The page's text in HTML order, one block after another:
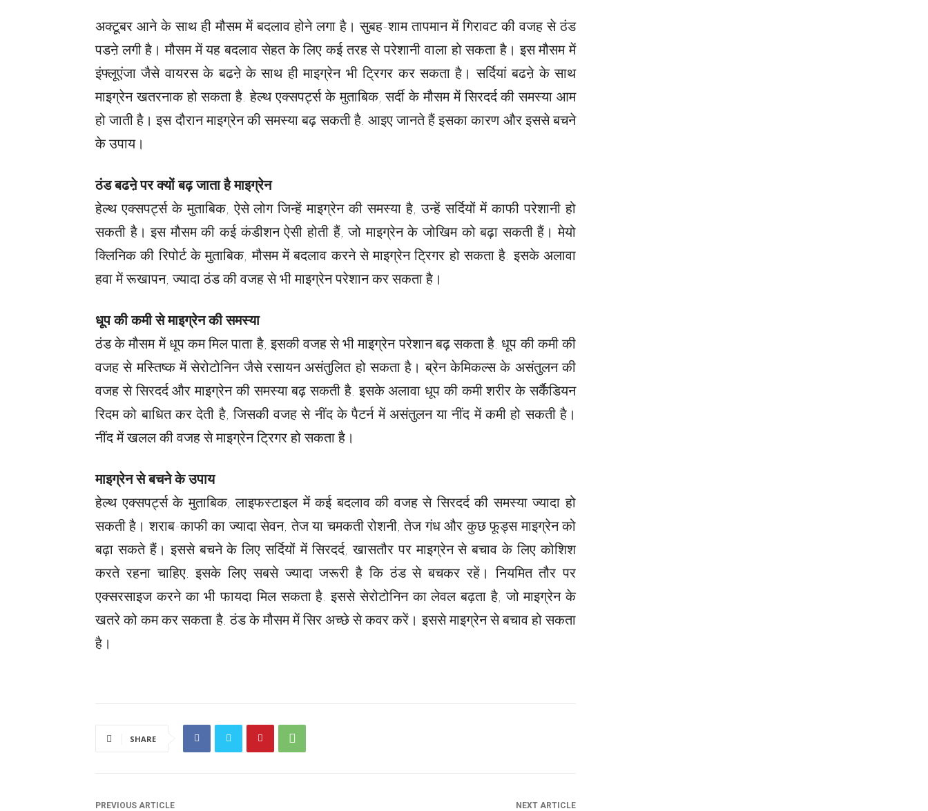
अक्टूबर आने के साथ ही मौसम में बदलाव होने लगा है। सुबह-शाम तापमान में गिरावट की वजह से ठंड
पडऩे लगी है। मौसम में यह बदलाव सेहत के लिए कई तरह से परेशानी वाला हो सकता है। इस मौसम में
इंफ्लूएंजा जैसे वायरस के बढऩे के साथ ही माइग्रेन भी ट्रिगर कर सकता है। सर्दियां बढऩे के साथ
माइग्रेन खतरनाक हो सकता है. हेल्थ एक्सपर्ट्स के मुताबिक, सर्दी के मौसम में सिरदर्द की समस्या आम
हो जाती है। इस दौरान माइग्रेन की समस्या बढ़ सकती है. आइए जानते हैं इसका कारण और इससे बचने
के उपाय।
ठंड बढऩे पर क्यों बढ़ जाता है माइग्रेन
हेल्थ एक्सपर्ट्स के मुताबिक, ऐसे लोग जिन्हें माइग्रेन की समस्या है, उन्हें सर्दियों में काफी परेशानी हो
सकती है। इस मौसम की कई कंडीशन ऐसी होती हैं, जो माइग्रेन के जोखिम को बढ़ा सकती हैं। मेयो
क्लिनिक की रिपोर्ट के मुताबिक, मौसम में बदलाव करने से माइग्रेन ट्रिगर हो सकता है. इसके अलावा
हवा में रूखापन, ज्यादा ठंड की वजह से भी माइग्रेन परेशान कर सकता है।
धूप की कमी से माइग्रेन की समस्या
ठंड के मौसम में धूप कम मिल पाता है, इसकी वजह से भी माइग्रेन परेशान बढ़ सकता है. धूप की कमी की
वजह से मस्तिष्क में सेरोटोनिन जैसे रसायन असंतुलित हो सकता है। ब्रेन केमिकल्स के असंतुलन की
वजह से सिरदर्द और माइग्रेन की समस्या बढ़ सकती है. इसके अलावा धूप की कमी शरीर के सर्कैडियन
रिदम को बाधित कर देती है, जिसकी वजह से नींद के पैटर्न में असंतुलन या नींद में कमी हो सकती है।
नींद में खलल की वजह से माइग्रेन ट्रिगर हो सकता है।
माइग्रेन से बचने के उपाय
हेल्थ एक्सपर्ट्स के मुताबिक, लाइफस्टाइल में कई बदलाव की वजह से सिरदर्द की समस्या ज्यादा हो
सकती है। शराब-काफी का ज्यादा सेवन, तेज या चमकती रोशनी, तेज गंध और कुछ फूड्स माइग्रेन को
बढ़ा सकते हैं। इससे बचने के लिए सर्दियों में सिरदर्द, खासतौर पर माइग्रेन से बचाव के लिए कोशिश
करते रहना चाहिए. इसके लिए सबसे ज्यादा जरूरी है कि ठंड से बचकर रहें। नियमित तौर पर
एक्सरसाइज करने का भी फायदा मिल सकता है. इससे सेरोटोनिन का लेवल बढ़ता है, जो माइग्रेन के
खतरे को कम कर सकता है. ठंड के मौसम में सिर अच्छे से कवर करें। इससे माइग्रेन से बचाव हो सकता
है।
SHARE
PREVIOUS ARTICLE NEXT ARTICLE